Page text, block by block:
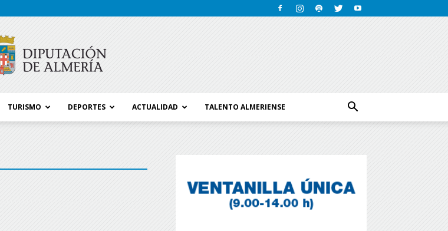
TURISMO DEPORTES ACTUALIDAD TALENTO ALMERIENSE